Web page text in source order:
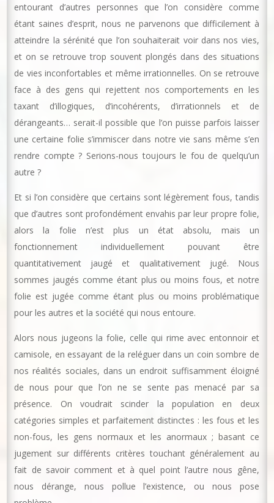
entourant d’autres personnes que l’on considère comme
étant saines d’esprit, nous ne parvenons que difficilement à
atteindre la sérénité que l’on souhaiterait voir dans nos vies,
et on se retrouve trop souvent plongés dans des situations
de vies inconfortables et même irrationnelles. On se retrouve
face à des gens qui rejettent nos comportements en les
taxant d’illogiques, d’incohérents, d’irrationnels et de
dérangeants… serait-il possible que l’on puisse parfois laisser
une certaine folie s’immiscer dans notre vie sans même s’en
rendre compte ? Serions-nous toujours le fou de quelqu’un
autre ?
Et si l’on considère que certains sont légèrement fous, tandis
que d’autres sont profondément envahis par leur propre folie,
alors la folie n’est plus un état absolu, mais un
fonctionnement individuellement pouvant être
quantitativement jaugé et qualitativement jugé. Nous
sommes jaugés comme étant plus ou moins fous, et notre
folie est jugée comme étant plus ou moins problématique
pour les autres et la société qui nous entoure.
Alors nous jugeons la folie, celle qui rime avec entonnoir et
camisole, en essayant de la reléguer dans un coin sombre de
nos réalités sociales, dans un endroit suffisamment éloigné
de nous pour que l’on ne se sente pas menacé par sa
présence. On voudrait scinder la population en deux
catégories simples et parfaitement distinctes : les fous et les
non-fous, les gens normaux et les anormaux ; basant ce
jugement sur différents critères touchant généralement au
fait de savoir comment et à quel point l’autre nous gêne,
nous dérange, nous pollue l’existence, ou nous pose